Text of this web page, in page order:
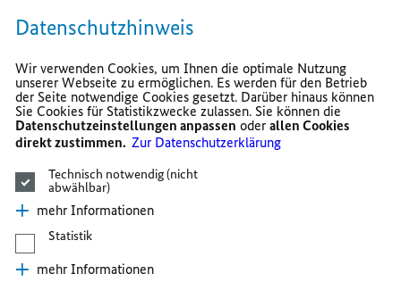
Datenschutzhinweis
Wir verwenden Cookies, um Ihnen die optimale Nutzung
unserer Webseite zu ermöglichen. Es werden für den Betrieb
der Seite notwendige Cookies gesetzt. Darüber hinaus können
Sie Cookies für Statistikzwecke zulassen. Sie können die
Datenschutzeinstellungen anpassen oderallen Cookies
direkt zustimmen.Zur Datenschutzerklärung
Technisch notwendig (nicht
abwählbar)
mehr Informationen
Statistik
mehr Informationen